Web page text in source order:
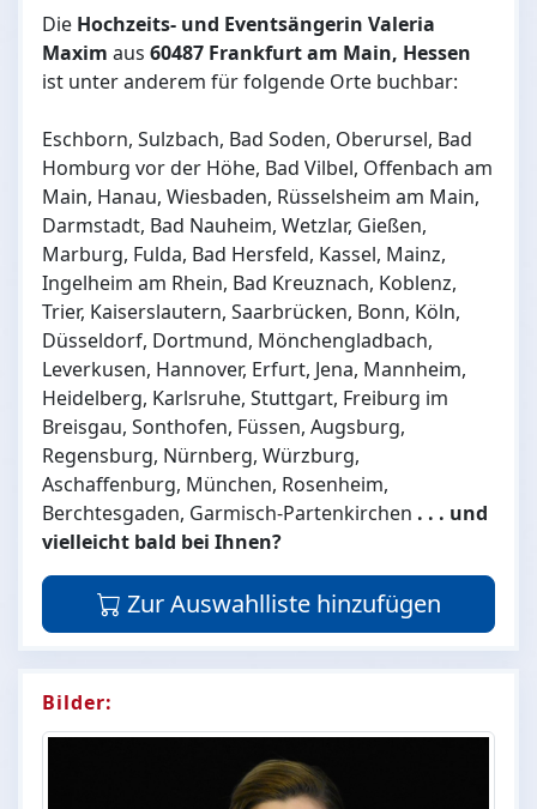
Die Hochzeits- und Eventsängerin Valeria
Maxim aus 60487 Frankfurt am Main, Hessen
ist unter anderem für folgende Orte buchbar:
Eschborn, Sulzbach, Bad Soden, Oberursel, Bad
Homburg vor der Höhe, Bad Vilbel, Offenbach am
Main, Hanau, Wiesbaden, Rüsselsheim am Main,
Darmstadt, Bad Nauheim, Wetzlar, Gießen,
Marburg, Fulda, Bad Hersfeld, Kassel, Mainz,
Ingelheim am Rhein, Bad Kreuznach, Koblenz,
Trier, Kaiserslautern, Saarbrücken, Bonn, Köln,
Düsseldorf, Dortmund, Mönchengladbach,
Leverkusen, Hannover, Erfurt, Jena, Mannheim,
Heidelberg, Karlsruhe, Stuttgart, Freiburg im
Breisgau, Sonthofen, Füssen, Augsburg,
Regensburg, Nürnberg, Würzburg,
Aschaffenburg, München, Rosenheim,
Berchtesgaden, Garmisch-Partenkirchen . . . und
vielleicht bald bei Ihnen?
Zur Auswahlliste hinzufügen
Bilder: